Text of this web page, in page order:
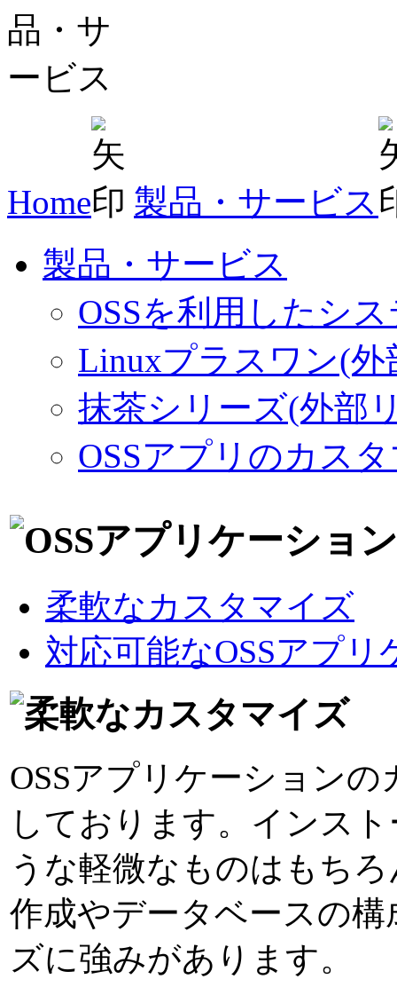
Home
製品・サービス
製品・サービス
OSSを利用したシ
Linuxプラスワン(外
抹茶シリーズ(外部
OSSアプリのカス
柔軟なカスタマイズ
対応可能なOSSアプリ
OSSアプリケーション
しております。インス
うな軽微なものはもち
作成やデータベースの
ズに強みがあります。